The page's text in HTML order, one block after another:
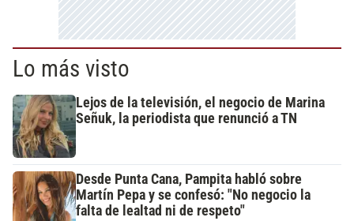
Lo más visto
Lejos de la televisión, el negocio de Marina
Señuk, la periodista que renunció a TN
Desde Punta Cana, Pampita habló sobre
Martín Pepa y se confesó: "No negocio la
falta de lealtad ni de respeto"